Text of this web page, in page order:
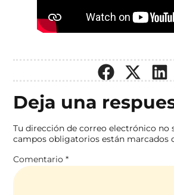
Deja una
Tu dirección de correo electrónico no
campos obligatorios están marcados
Comentario*